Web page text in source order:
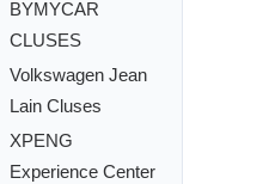
BYMYCAR
CLUSES
Volkswagen Jean
Lain Cluses
XPENG
Experience Center